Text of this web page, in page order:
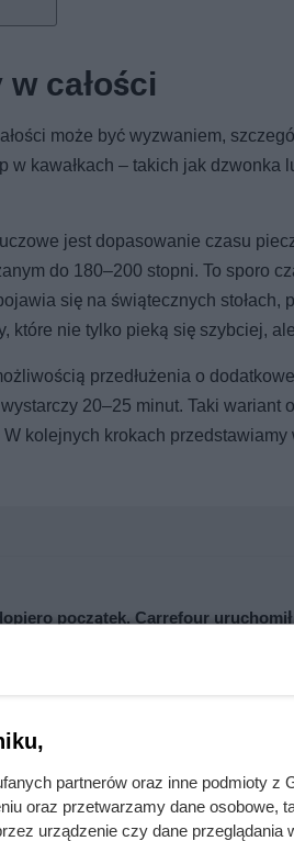
całości
może być wyzwaniem,
w kawałkach – takich jak dzwonka
jest dopasowanie czasu
do 180–200 stopni. To sporo
się na świątecznych
które nie tylko pieką się szybciej,
przedłużenia o
20–25 minut. Taki wariant
kolejnych krokach przedstawiamy
początek. Carrefour
które zachwycą każdego
wigilijnego
partnerów oraz inne podmioty
oraz przetwarzamy dane osobowe,
urządzenie czy dane